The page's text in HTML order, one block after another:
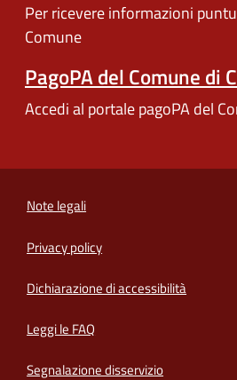
Per ricevere informazioni
Comune
PagoPA del Comune di
Accedi al portale pagoPA del
Note legali
Privacy policy
Dichiarazione di accessibilità
Leggi le FAQ
Segnalazione disservizio